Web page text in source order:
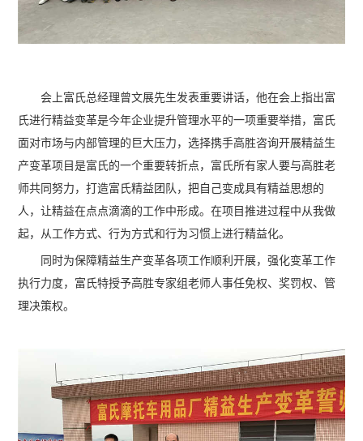
会上富氏总经理曾文展先生发表重要讲话，他在会上指出富
氏进行精益变革是今年企业提升管理水平的一项重要举措，富氏
面对市场与内部管理的巨大压力，选择携手高胜咨询开展精益生
产变革项目是富氏的一个重要转折点，富氏所有家人要与高胜老
师共同努力，打造富氏精益团队，把自己变成具有精益思想的
人，让精益在点点滴滴的工作中形成。在项目推进过程中从我做
起，从工作方式、行为方式和行为习惯上进行精益化。
同时为保障精益生产变革各项工作顺利开展，强化变革工作
执行力度，富氏特授予高胜专家组老师人事任免权、奖罚权、管
理决策权。